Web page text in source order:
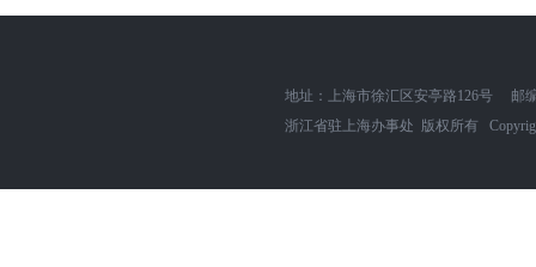
地址：上海市徐汇区安亭路126号
邮
浙江省驻上海办事处 版权所有